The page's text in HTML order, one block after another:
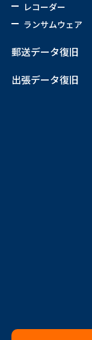
レコーダー
ランサムウェア
郵送データ復旧
出張データ復旧